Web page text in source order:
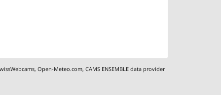
,Open-Meteo.com,CAMS ENSEMBLE data provider